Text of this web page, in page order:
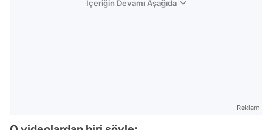
İçeriğin Devamı Aşağıda
Reklam